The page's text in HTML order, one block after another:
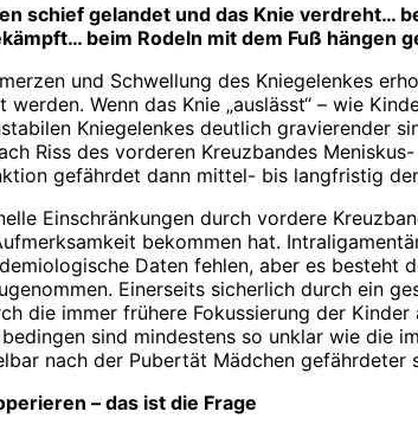
schief gelandet und das Knie verdreht…
beim Rodeln mit dem Fuß hängen
und Schwellung des Kniegelenkes
Wenn das Knie „auslässt“ – wie
Kniegelenkes deutlich gravierender
Riss des vorderen Kreuzbandes
gefährdet dann mittel- bis langfristig
Einschränkungen durch vordere
bekommen hat.
Daten fehlen, aber es
Einerseits sicherlich durch ein
die immer frühere Fokussierung der
sind mindestens so unklar wie die
nach der Pubertät Mädchen gefährdeter
– das ist die Frage